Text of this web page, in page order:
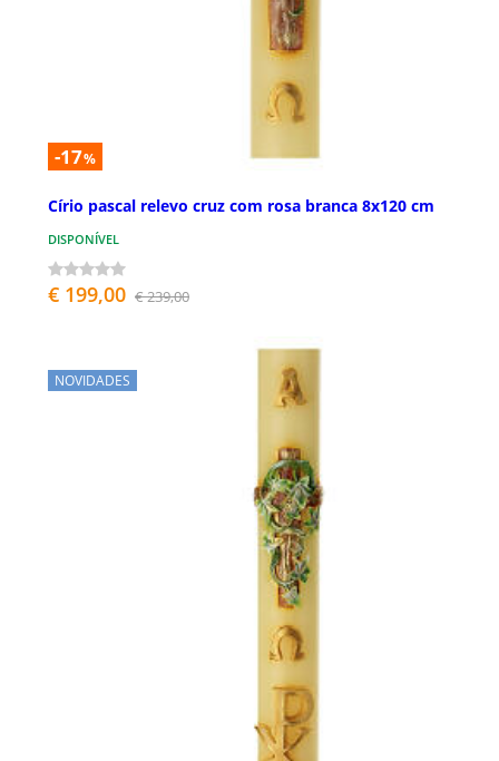
-17%
Círio pascal relevo cruz com rosa branca 8x120 cm
DISPONÍVEL
€ 199,00 € 239,00
NOVIDADES